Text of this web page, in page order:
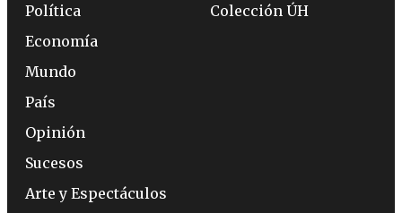
Política
Economía
Mundo
País
Opinión
Sucesos
Arte y Espectáculos
Colección ÚH